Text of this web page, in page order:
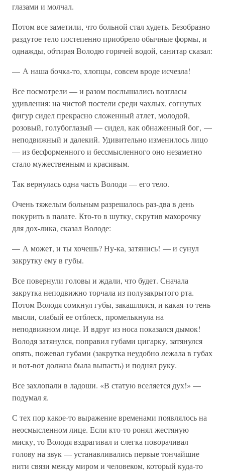
глазами и молчал.
Потом все заметили, что больной стал худеть. Безобразно
раздутое тело постепенно приобрело обычные формы, и
однажды, обтирая Володю горячей водой, санитар сказал:
— А наша бочка-то, хлопцы, совсем вроде исчезла!
Все посмотрели — и разом послышались возгласы
удивления: на чистой постели среди чахлых, согнутых
фигур сидел прекрасно сложенный атлет, молодой,
розовый, голубоглазый — сидел, как обнаженный бог, —
неподвижный и далекий. Удивительно изменилось лицо
— из бесформенного и бессмысленного оно незаметно
стало мужественным и красивым.
Так вернулась одна часть Володи — его тело.
Очень тяжелым больным разрешалось раз-два в день
покурить в палате. Кто-то в шутку, скрутив махорочку
для дох-лика, сказал Володе:
— А может, и ты хочешь? Ну-ка, затянись! — и сунул
закрутку ему в губы.
Все повернули головы и ждали, что будет. Сначала
закрутка неподвижно торчала из полузакрытого рта.
Потом Володя сомкнул губы, закашлялся, и какая-то тень
мысли, слабый ее отблеск, промелькнула на
неподвижном лице. И вдруг из носа показался дымок!
Володя затянулся, поправил губами цигарку, затянулся
опять, пожевал губами (закрутка неудобно лежала в губах
и вот-вот должна была выпасть) и поднял руку.
Все захлопали в ладоши. «В статую вселяется дух!» —
подумал я.
С тех пор какое-то выражение временами появлялось на
неосмысленном лице. Если кто-то ронял жестяную
миску, то Володя вздрагивал и слегка поворачивал
голову на звук — устанавливались первые тончайшие
нити связи между миром и человеком, который куда-то